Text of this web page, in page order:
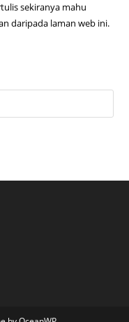
sekiranya mahu
daripada laman web ini.